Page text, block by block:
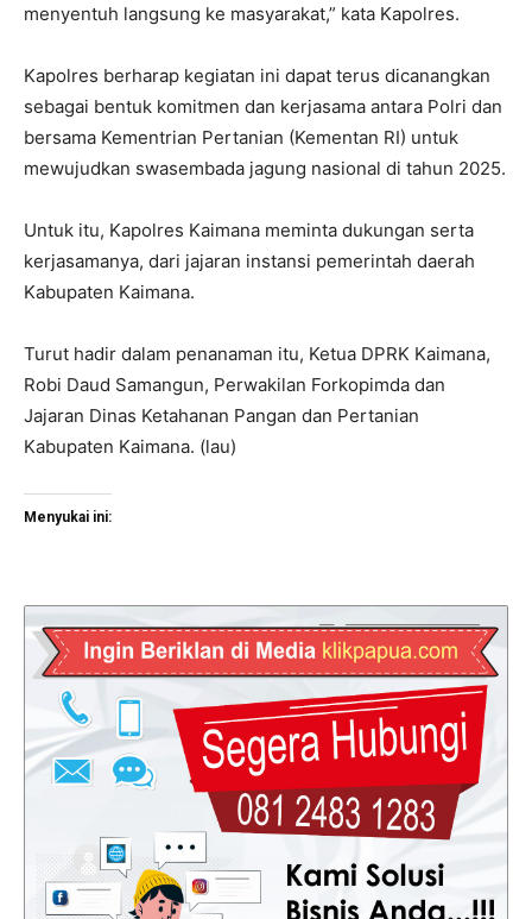
menyentuh langsung ke masyarakat,” kata Kapolres.
Kapolres berharap kegiatan ini dapat terus dicanangkan
sebagai bentuk komitmen dan kerjasama antara Polri dan
bersama Kementrian Pertanian (Kementan RI) untuk
mewujudkan swasembada jagung nasional di tahun 2025.
Untuk itu, Kapolres Kaimana meminta dukungan serta
kerjasamanya, dari jajaran instansi pemerintah daerah
Kabupaten Kaimana.
Turut hadir dalam penanaman itu, Ketua DPRK Kaimana,
Robi Daud Samangun, Perwakilan Forkopimda dan
Jajaran Dinas Ketahanan Pangan dan Pertanian
Kabupaten Kaimana. (lau)
Menyukai ini: